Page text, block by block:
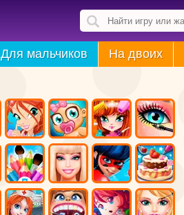
Для мальчиков На двоих